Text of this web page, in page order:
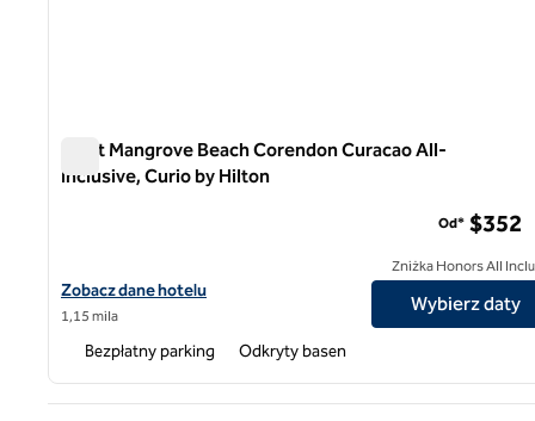
Rif at Mangrove Beach Corendon Curacao All-
Inclusive, Curio by Hilton
Zobacz szczegóły hotelu The Rif at Mangrove Beach Corendon
Zobacz dane hotelu
1,15 mila
Od* $352
Zniżka Honors All
Wybierz daty
Bezpłatny parking Odkryty basen